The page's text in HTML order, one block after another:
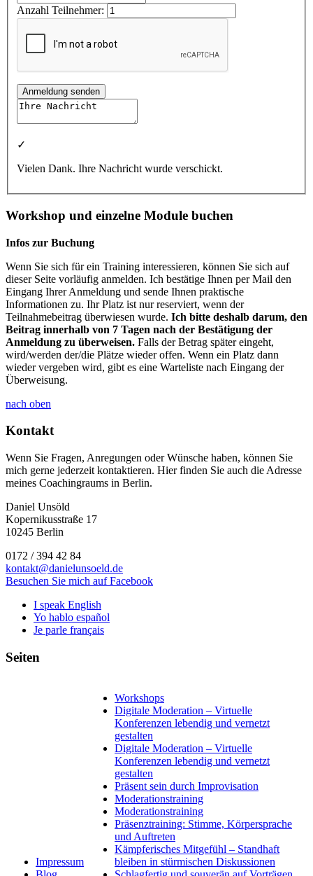
Anzahl Teilnehmer:
Anmeldung senden
✓
Vielen Dank. Ihre Nachricht wurde verschickt.
Workshop und einzelne Module buchen
Infos zur Buchung
Wenn Sie sich für ein Training interessieren, können Sie sich auf
dieser Seite vorläufig anmelden. Ich bestätige Ihnen per Mail den
Eingang Ihrer Anmeldung und sende Ihnen praktische
Informationen zu. Ihr Platz ist nur reserviert, wenn der
Teilnahmebeitrag überwiesen wurde. Ich bitte deshalb darum, den
Beitrag innerhalb von 7 Tagen nach der Bestätigung der
Anmeldung zu überweisen. Falls der Betrag später eingeht,
wird/werden der/die Plätze wieder offen. Wenn ein Platz dann
wieder vergeben wird, gibt es eine Warteliste nach Eingang der
Überweisung.
nach oben
Kontakt
Wenn Sie Fragen, Anregungen oder Wünsche haben, können Sie
mich gerne jederzeit kontaktieren. Hier finden Sie auch die Adresse
meines Coachingraums in Berlin.
Daniel Unsöld
Kopernikusstraße 17
10245 Berlin
0172 / 394 42 84
kontakt@danielunsoeld.de
Besuchen Sie mich auf Facebook
I speak English
Yo hablo español
Je parle français
Seiten
Impressum
Workshops
Digitale Moderation – Virtuelle
Konferenzen lebendig und vernetzt
gestalten
Digitale Moderation – Virtuelle
Konferenzen lebendig und vernetzt
gestalten
Präsent sein durch Improvisation
Moderationstraining
Moderationstraining
Präsenztraining: Stimme, Körpersprache
und Auftreten
Kämpferisches Mitgefühl – Standhaft
bleiben in stürmischen Diskussionen